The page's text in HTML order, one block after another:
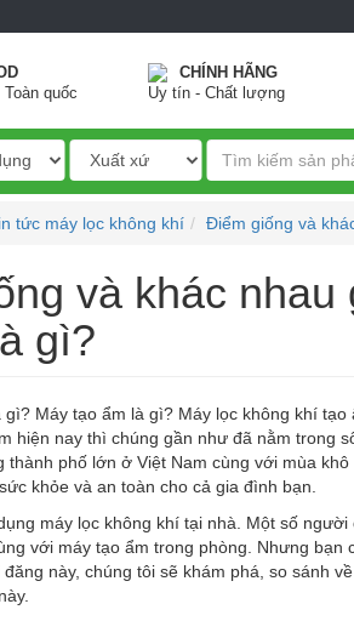
Toàn quốc
CHÍNH HÃNG
Uy tín - Chất lượng
tức máy lọc không khí Điểm giống và
và khác
gì?
gì? Máy tạo ẩm là gì? Máy lọc không khí tạo
hiện nay thì chúng gần như đã nằm trong
thành phố lớn ở Việt Nam cùng với mùa
khỏe và an toàn cho cả gia đình bạn.
máy lọc không khí tại nhà. Một số
với máy tạo ẩm trong phòng. Nhưng
đăng này, chúng tôi sẽ khám phá, so sánh